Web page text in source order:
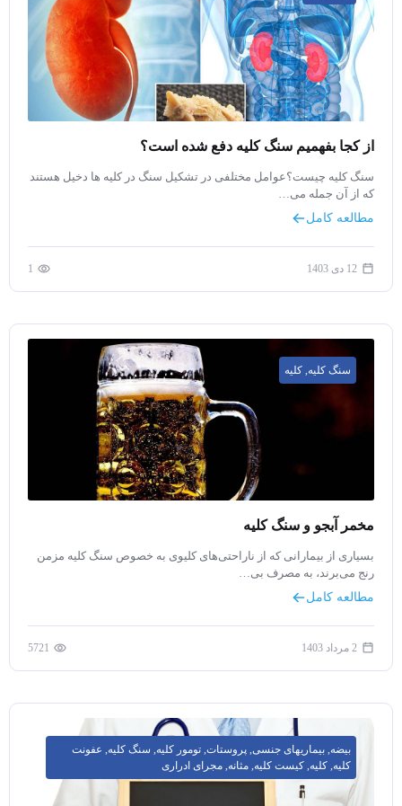
از کجا بفهمیم سنگ کلیه دفع شده است؟
سنگ کلیه چیست؟عوامل مختلفی در تشکیل سنگ در کلیه ها دخیل هستند
که از آن جمله می…
مطالعه کامل
12 دی 1403 1
سنگ کلیه, کلیه
مخمر آبجو و سنگ کلیه
بسیاری از بیمارانی که از ناراحتی‌های کلیوی به خصوص سنگ کلیه مزمن
رنج‌ می‌برند، به مصرف بی…
مطالعه کامل
2 مرداد 1403 5721
بیضه, بیماریهای جنسی, پروستات, تومور کلیه, سنگ کلیه, عفونت
کلیه, کلیه, کیست کلیه, مثانه, مجرای ادراری